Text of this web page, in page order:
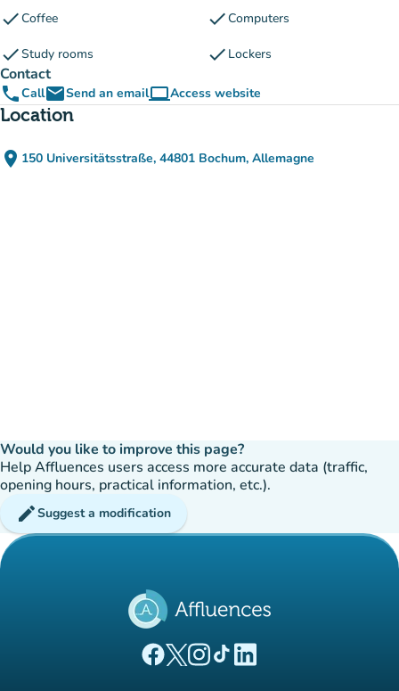
checkCoffee checkComputers
checkStudy rooms check Lockers
Contact
phoneCallemailSend an emailcomputerAccess website
(new tab)
Location
place 150 Universitätsstraße, 44801 Bochum, Allemagne
(open in Google Maps)
(new tab)
Would you like to improve this page?
Help Affluences users access more accurate data (traffic,
opening hours, practical information, etc.).
editSuggest a modification
(new tab)
(new tab)
(new tab)(new tab)